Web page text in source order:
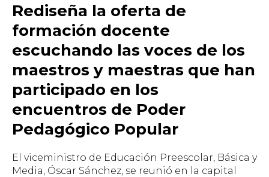
Rediseña la oferta de
formación docente
escuchando las voces de los
maestros y maestras que han
participado en los
encuentros de Poder
Pedagógico Popular
El viceministro de Educación Preescolar, Básica y
Media, Óscar Sánchez, se reunió en la capital